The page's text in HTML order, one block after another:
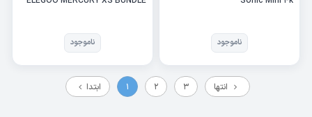
ناموجود ناموجود
ابتدا 1 2 3